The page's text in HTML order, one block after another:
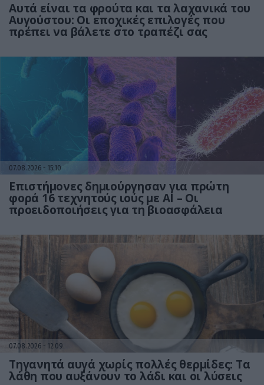
Αυτά είναι τα φρούτα και τα λαχανικά του
Αυγούστου: Οι εποχικές επιλογές που
πρέπει να βάλετε στο τραπέζι σας
07.08.2026 15:10
Επιστήμονες δημιούργησαν για πρώτη
φορά 16 τεχνητούς ιούς με AI – Οι
προειδοποιήσεις για τη βιοασφάλεια
07.08.2026 12:09
Τηγανητά αυγά χωρίς πολλές θερμίδες: Τα
λάθη που αυξάνουν το λάδι και οι λύσεις